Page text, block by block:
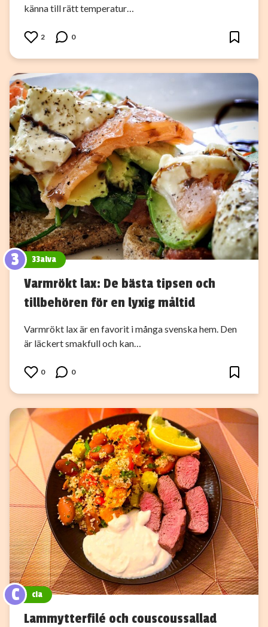
känna till rätt temperatur…
2 0
3 33alva
Varmrökt lax: De bästa tipsen och
tillbehören för en lyxig måltid
Varmrökt lax är en favorit i många svenska hem. Den
är läckert smakfull och kan…
0 0
C cia
Lammytterfilé och couscoussallad